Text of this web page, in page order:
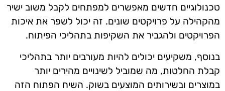
טכנולוגיים חדשים מאפשרים למפתחים לקבל משוב ישיר
מהקהילה על פרויקטים שונים. זה יכול לשפר את איכות
הפרויקטים ולהגביר את השקיפות בתהליכי הפיתוח.
בנוסף, משקיעים יכולים להיות מעורבים יותר בתהליכי
קבלת החלטות, מה שמוביל לשינויים מהירים יותר
במוצרים ובשירותים המוצעים בשוק. השיח הפתוח הזה